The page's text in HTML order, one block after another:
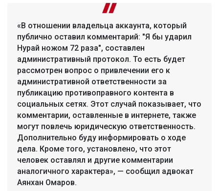
«В отношении владельца аккаунта, который
публично оставил комментарий: "Я бы ударил
Нурай ножом 72 раза", составлен
административный протокол. То есть будет
рассмотрен вопрос о привлечении его к
административной ответственности за
публикацию противоправного контента в
социальных сетях. Этот случай показывает, что
комментарии, оставленные в интернете, также
могут повлечь юридическую ответственность.
Дополнительно буду информировать о ходе
дела. Кроме того, установлено, что этот
человек оставлял и другие комментарии
аналогичного характера», — сообщил адвокат
Аянхан Омаров.